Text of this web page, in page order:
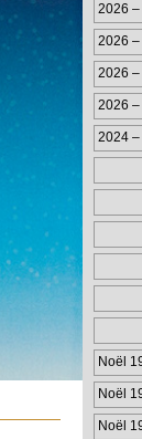
2026 –
couleur
2026 –
2026 –
2026 –
2024 –
Noël
Noël
Noël